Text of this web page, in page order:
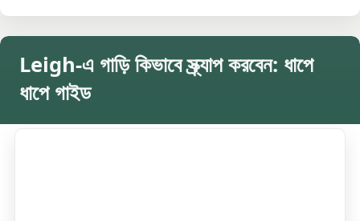
Leigh-এ গাড়ি কিভাবে স্ক্র্যাপ করবেন: ধাপে
ধাপে গাইড